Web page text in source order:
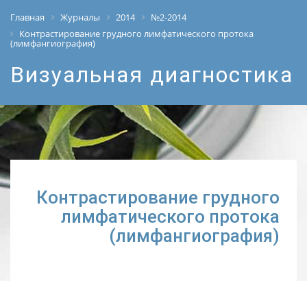
Главная Журналы 2014
№2-2014
Контрастирование грудного лимфатического протока
(лимфангиография)
Визуальная диагностика
Контрастирование грудного
лимфатического протока
(лимфангиография)